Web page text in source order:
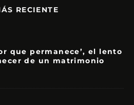
RECIENTE
que permanece’, el lento
de un matrimonio